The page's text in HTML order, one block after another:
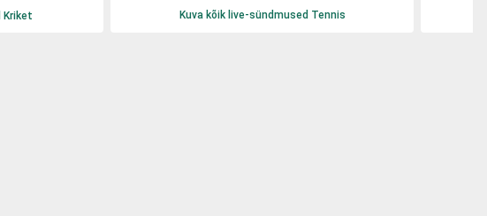
Kriket Kuva kõik live-sündmused Tennis